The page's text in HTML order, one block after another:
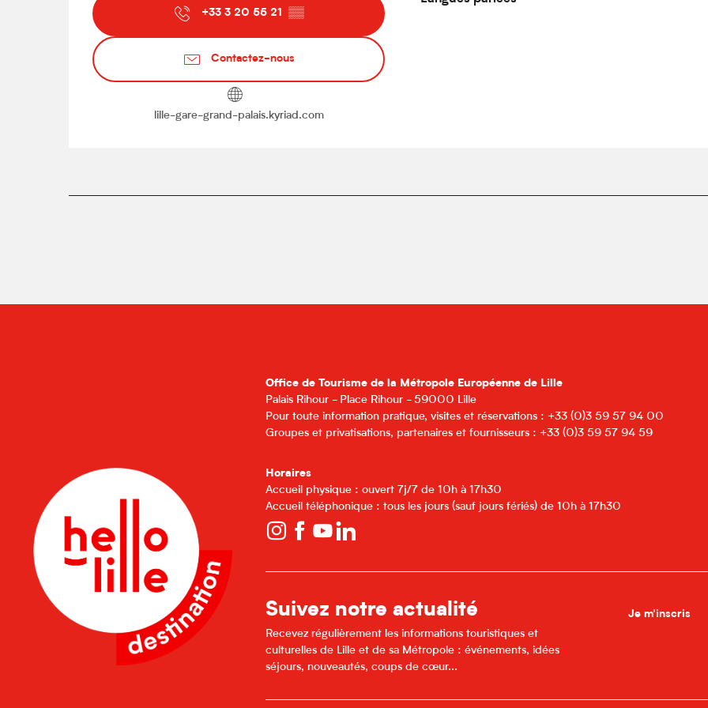
+33 3 20 55 21 ▒▒
Contactez-nous
lille-gare-grand-palais.kyriad.com
Office de Tourisme de la Métropole Européenne de Lille
Palais Rihour - Place Rihour - 59000 Lille
Pour toute information pratique, visites et réservations : +33 (0)3 59 57 94 00
Groupes et privatisations, partenaires et fournisseurs : +33 (0)3 59 57 94 59
Horaires
Accueil physique : ouvert 7j/7 de 10h à 17h30
Accueil téléphonique : tous les jours (sauf jours fériés) de 10h à 17h30
Suivez notre actualité
Recevez régulièrement les informations touristiques et
culturelles de Lille et de sa Métropole : événements, idées
séjours, nouveautés, coups de cœur...
Je m'inscris